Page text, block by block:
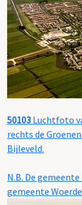
50103 Luchtfoto
rechts de
Bijleveld.
N.B. De
gemeente